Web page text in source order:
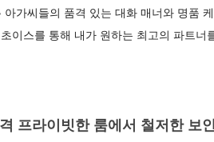
가씨들의 품격 있는 대화 매너와 명품
이스를 통해 내가 원하는 최고의 파트너
프라이빗한 룸에서 철저한 보